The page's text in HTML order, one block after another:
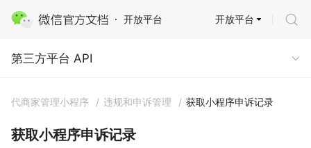
开放平台
第三方平台 API
开放平台
第三方平台 API
代商家管理小程序 / 违规和申诉管理 / 获取小程序申诉记录
获取小程序申诉记录